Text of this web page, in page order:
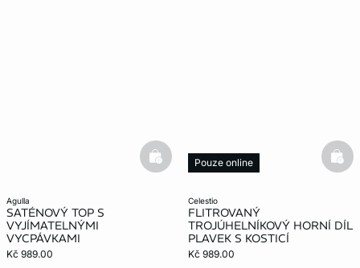
agulla
SATÉNOVÝ TOP S
VYJÍMATELNÝMI
VYCPÁVKAMI
Kč 989.00
basketfull
celestio
FLITROVANÝ
TROJÚHELNÍKOVÝ HORNÍ DÍL
PLAVEK S KOSTICÍ
Kč 989.00
Pouze online